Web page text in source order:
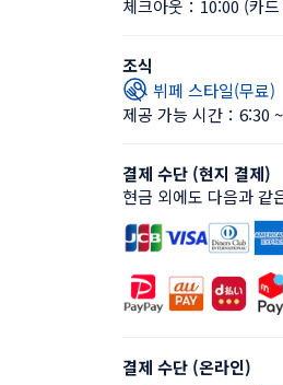
체크아웃： 10:00 (카
조식
뷔페 스타일(무료)
제공 가능 시간：6:30
결제 수단 (현지 결제)
현금 외에도 다음과 같
결제 수단 (온라인)